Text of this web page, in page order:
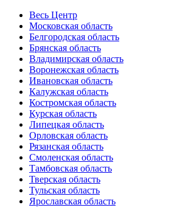
Весь Центр
Московская область
Белгородская область
Брянская область
Владимирская область
Воронежская область
Ивановская область
Калужская область
Костромская область
Курская область
Липецкая область
Орловская область
Рязанская область
Смоленская область
Тамбовская область
Тверская область
Тульская область
Ярославская область